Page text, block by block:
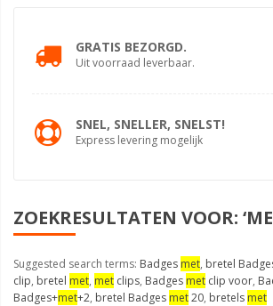
ZOEKRESULTATEN VOOR:
Suggested search terms: Badges met, bretel
clip, bretel met, met clips, Badges met clip voor,
Badges+met+2, bretel Badges met20, bretels met
GRATIS BEZORGD.
Uit voorraad leverbaar.
SNEL, SNELLER, SNELST!
Express levering mogelijk